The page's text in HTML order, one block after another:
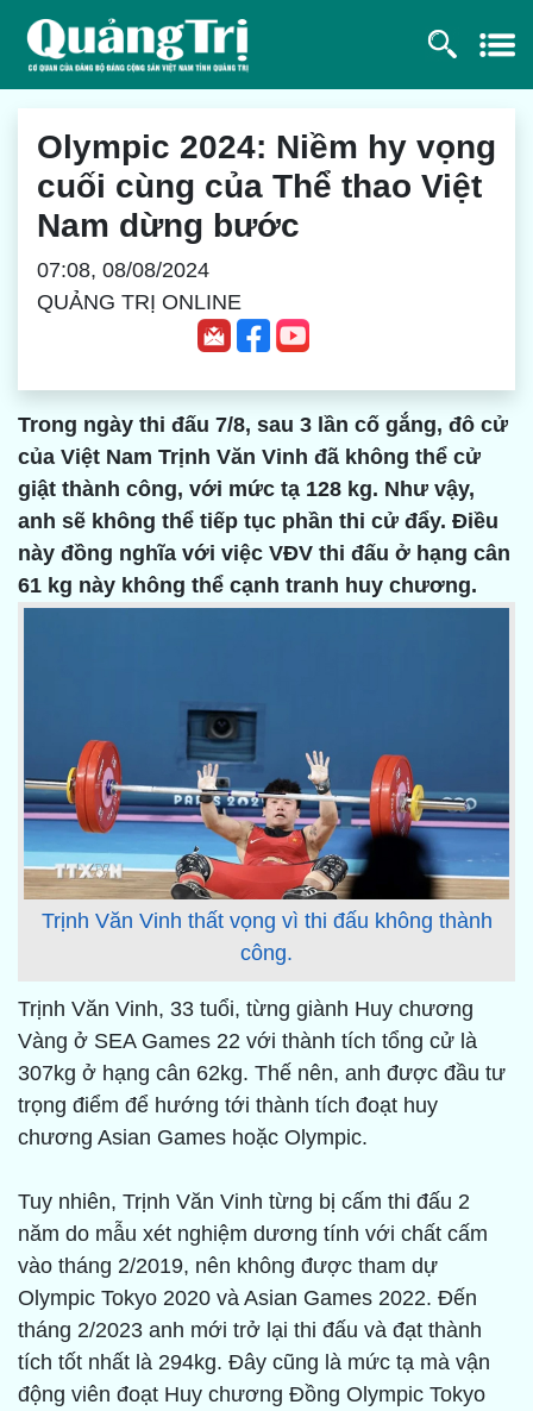
Olympic 2024: Niềm hy vọng
cuối cùng của Thể thao Việt
Nam dừng bước
07:08, 08/08/2024
QUẢNG TRỊ ONLINE
Trong ngày thi đấu 7/8, sau 3 lần cố gắng, đô cử
của Việt Nam Trịnh Văn Vinh đã không thể cử
giật thành công, với mức tạ 128 kg. Như vậy,
anh sẽ không thể tiếp tục phần thi cử đẩy. Điều
này đồng nghĩa với việc VĐV thi đấu ở hạng cân
61 kg này không thể cạnh tranh huy chương.
Trịnh Văn Vinh thất vọng vì thi đấu không thành
công.
Trịnh Văn Vinh, 33 tuổi, từng giành Huy chương
Vàng ở SEA Games 22 với thành tích tổng cử là
307kg ở hạng cân 62kg. Thế nên, anh được đầu tư
trọng điểm để hướng tới thành tích đoạt huy
chương Asian Games hoặc Olympic.
Tuy nhiên, Trịnh Văn Vinh từng bị cấm thi đấu 2
năm do mẫu xét nghiệm dương tính với chất cấm
vào tháng 2/2019, nên không được tham dự
Olympic Tokyo 2020 và Asian Games 2022. Đến
tháng 2/2023 anh mới trở lại thi đấu và đạt thành
tích tốt nhất là 294kg. Đây cũng là mức tạ mà vận
động viên đoạt Huy chương Đồng Olympic Tokyo